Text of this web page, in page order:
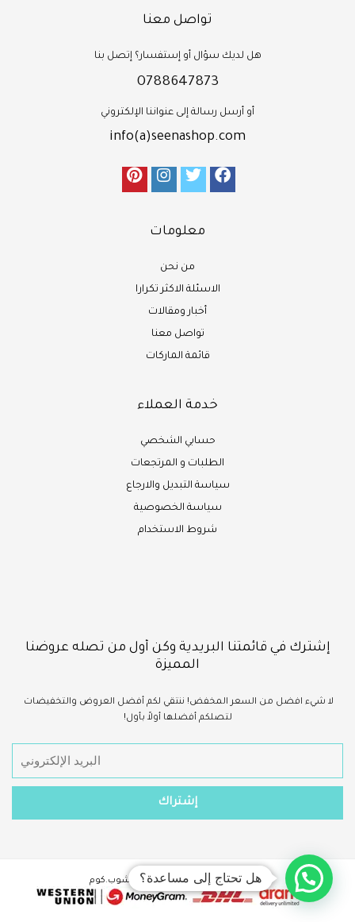
تواصل معنا
هل لديك سؤال أو إستفسار؟ إتصل بنا
0788647873
أو أرسل رسالة إلى عنواننا الإلكتروني
info(a)seenashop.com
معلومات
من نحن
الاسئلة الاكثر تكرارا
أخبار ومقالات
تواصل معنا
قائمة الماركات
خدمة العملاء
حسابي الشخصي
الطلبات و المرتجعات
سياسة التبديل والارجاع
سياسة الخصوصية
شروط الاستخدام
إشترك في قائمتنا البريدية وكن أول من تصله عروضنا
المميزة
لا شيء افضل من السعر المخفض! ننتقي لكم أفضل العروض والتخفيضات
لتصلكم أفضلها أولاً بأول!
حقوق الطبع والنشر ©2023 - سينا شوب.كوم
هل تحتاج إلى مساعدة؟